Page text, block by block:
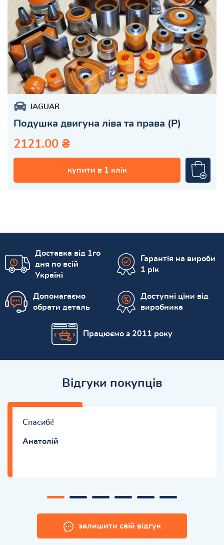
JAGUAR
Подушка двигуна ліва та права (Р)
2121.00 ₴
купити в 1 клік
Доставка від 1го
дня по всій
Україні
Гарантія на вироби
1 рік
Допомагаємо
обрати деталь
Доступні ціни від
виробника
Працюємо з 2011 року
Відгуки покупців
Спасибі!
Анатолій
залишити свій відгук